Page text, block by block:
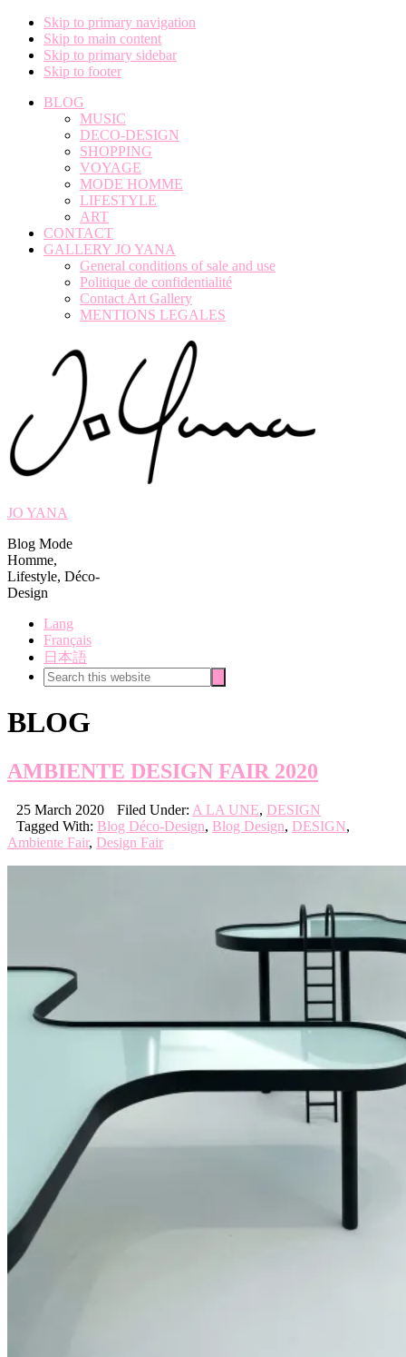
Skip to primary navigation
Skip to main content
Skip to primary sidebar
Skip to footer
BLOG
MUSIC
DECO-DESIGN
SHOPPING
VOYAGE
MODE HOMME
LIFESTYLE
ART
CONTACT
GALLERY JO YANA
General conditions of sale and use
Politique de confidentialité
Contact Art Gallery
MENTIONS LEGALES
JO YANA
Blog Mode
Homme,
Lifestyle, Déco-
Design
Lang
Français
日本語
Search
this
BLOG
AMBIENTE DESIGN FAIR 2020
25 March 2020 Filed Under: A LA UNE, DESIGN
Tagged With: Blog Déco-Design, Blog Design, DESIGN,
Ambiente Fair, Design Fair